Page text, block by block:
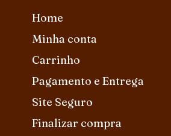
Home
Minha conta
Carrinho
Pagamento e Entrega
Site Seguro
Finalizar compra